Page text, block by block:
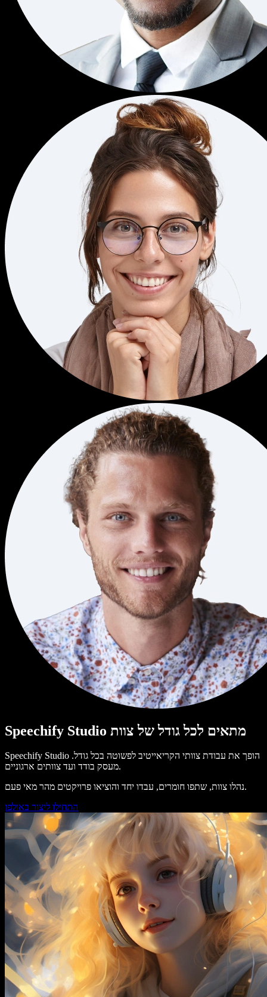
Speechify Studio מתאים לכל גודל של צוות
Speechify Studio הופך את עבודת צוותי הקריאייטיב לפשוטה בכל גודל.
מעסק בודד ועד צוותים ארגוניים.
נהלו צוות, שתפו חומרים, עבדו יחד והוציאו פרויקטים מהר מאי פעם.
התחילו ליצור באולפן